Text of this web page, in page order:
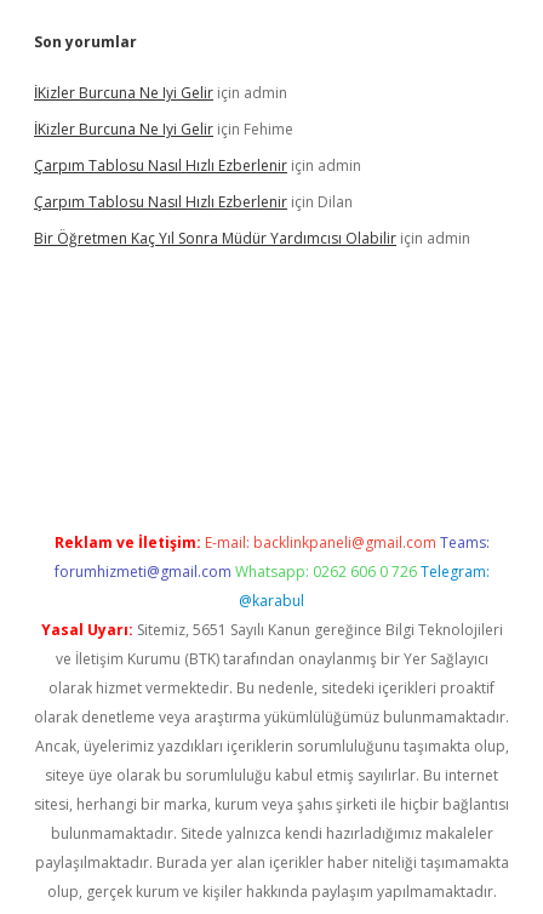
Son yorumlar
İKizler Burcuna Ne Iyi Gelir için admin
İKizler Burcuna Ne Iyi Gelir için Fehime
Çarpım Tablosu Nasıl Hızlı Ezberlenir için admin
Çarpım Tablosu Nasıl Hızlı Ezberlenir için Dilan
Bir Öğretmen Kaç Yıl Sonra Müdür Yardımcısı Olabilir için admin
Reklam ve İletişim: E-mail: backlinkpaneli@gmail.com Teams:
forumhizmeti@gmail.com Whatsapp: 0262 606 0 726 Telegram:
@karabul
Yasal Uyarı: Sitemiz, 5651 Sayılı Kanun gereğince Bilgi Teknolojileri
ve İletişim Kurumu (BTK) tarafından onaylanmış bir Yer Sağlayıcı
olarak hizmet vermektedir. Bu nedenle, sitedeki içerikleri proaktif
olarak denetleme veya araştırma yükümlülüğümüz bulunmamaktadır.
Ancak, üyelerimiz yazdıkları içeriklerin sorumluluğunu taşımakta olup,
siteye üye olarak bu sorumluluğu kabul etmiş sayılırlar. Bu internet
sitesi, herhangi bir marka, kurum veya şahıs şirketi ile hiçbir bağlantısı
bulunmamaktadır. Sitede yalnızca kendi hazırladığımız makaleler
paylaşılmaktadır. Burada yer alan içerikler haber niteliği taşımamakta
olup, gerçek kurum ve kişiler hakkında paylaşım yapılmamaktadır.